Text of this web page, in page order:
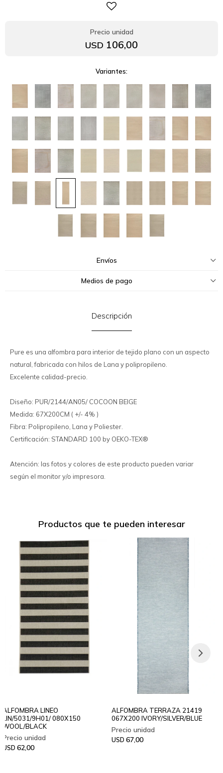
USD 106,00
Variantes:
Envíos
Medios de pago
Descripción
Pure es una alfombra para interior de tejido plano con un aspecto
natural, fabricada con hilos de Lana y polipropileno.
Excelente calidad-precio.
Diseño: PUR/2144/AN05/ COCOON BEIGE
Medida: 67X200CM ( +/- 4% )
Fibra: Polipropileno, Lana y Poliester.
Certificación: STANDARD 100 by OEKO-TEX®
Atención: las fotos y colores de este producto pueden variar
según el monitor y/o impresora.
Productos que te pueden interesar
ALFOMBRA LINEO
LIN/5031/9H01/ 080X150
WOOL/BLACK
USD 62,00
ALFOMBRA TERRAZA 21419
067X200 IVORY/SILVER/BLUE
USD 67,00